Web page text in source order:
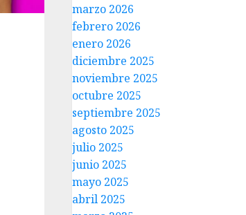
marzo 2026
febrero 2026
enero 2026
diciembre 2025
noviembre 2025
octubre 2025
septiembre 2025
agosto 2025
julio 2025
junio 2025
mayo 2025
abril 2025